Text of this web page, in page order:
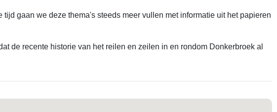
gaan we deze thema's steeds meer vullen met informatie uit het papieren
de recente historie van het reilen en zeilen in en rondom Donkerbroek al